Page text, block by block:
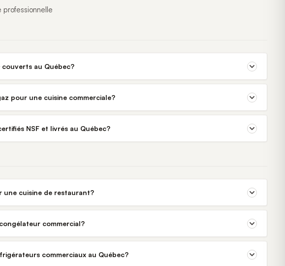
professionnelle
au Québec?
pour une cuisine commerciale?
NSF et livrés au Québec?
une cuisine de restaurant?
commercial?
commerciaux au Québec?